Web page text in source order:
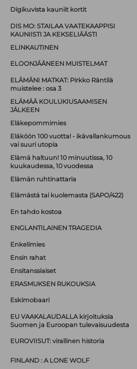
Digikuvista kauniit kortit
DIS MO: STAILAA VAATEKAAPPISI
KAUNIISTI JA KEKSELIÄÄSTI
ELINKAUTINEN
ELOONJÄÄNEEN MUISTELMAT
ELÄMÄNI MATKAT: Pirkko Räntilä
muistelee : osa 3
ELÄMÄÄ KOULUKIUSAAMISEN
JÄLKEEN
Eläkepommimies
Eläköön 100 vuotta! - ikävallankumous
vai suuri utopia
Elämä haltuun! 10 minuutissa, 10
kuukaudessa, 10 vuodessa
Elämän ruhtinattaria
Elämästä tai kuolemasta (SAPO/422)
En tahdo kostoa
ENGLANTILAINEN TRAGEDIA
Enkelimies
Ensin rahat
Ensitanssiaiset
ERASMUKSEN RUKOUKSIA
Eskimobaari
EU VAAKALAUDALLA kirjoituksia
Suomen ja Euroopan tulevaisuudesta
EUROVIISUT: virallinen historia
FINLAND : A LONE WOLF